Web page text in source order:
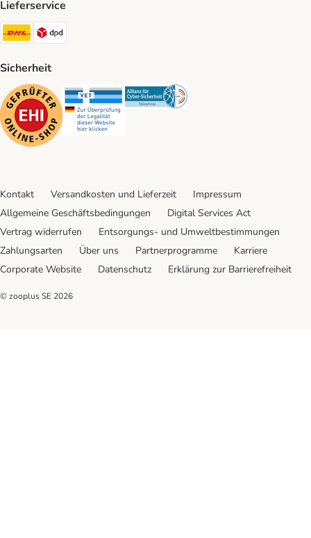
Lieferservice
DHL Shipping Method
Sicherheit
Security Security Security
Kontakt Versandkosten und Lieferzeit
Impressum
Allgemeine Geschäftsbedingungen
Digital Services Act
Vertrag widerrufen
Entsorgungs- und Umweltbestimmungen
Zahlungsarten
Über uns Partnerprogramme
Karriere
Corporate Website
Datenschutz Erklärung zur Barrierefreiheit
© zooplus SE 2026